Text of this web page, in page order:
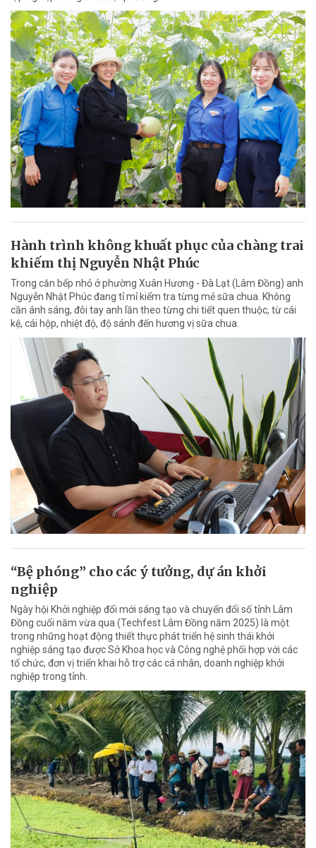
Hành trình không khuất phục của chàng trai
khiếm thị Nguyễn Nhật Phúc
Trong căn bếp nhỏ ở phường Xuân Hương - Đà Lạt (Lâm Đồng) anh
Nguyễn Nhật Phúc đang tỉ mỉ kiểm tra từng mẻ sữa chua. Không
cần ánh sáng, đôi tay anh lần theo từng chi tiết quen thuộc, từ cái
kệ, cái hộp, nhiệt độ, độ sánh đến hương vị sữa chua.
“Bệ phóng” cho các ý tưởng, dự án khởi
nghiệp
Ngày hội Khởi nghiệp đổi mới sáng tạo và chuyển đổi số tỉnh Lâm
Đồng cuối năm vừa qua (Techfest Lâm Đồng năm 2025) là một
trong những hoạt động thiết thực phát triển hệ sinh thái khởi
nghiệp sáng tạo được Sở Khoa học và Công nghệ phối hợp với các
tổ chức, đơn vị triển khai hỗ trợ các cá nhân, doanh nghiệp khởi
nghiệp trong tỉnh.